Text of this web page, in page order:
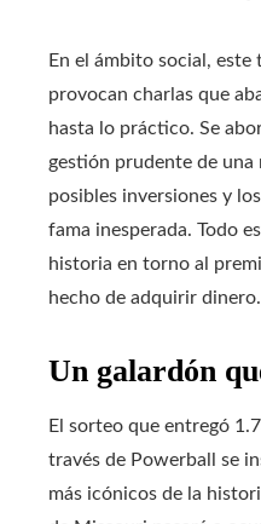
En el ámbito social,
provocan charlas que
hasta lo práctico. Se
gestión prudente de una
posibles inversiones y
fama inesperada. Todo
historia en torno al
hecho de adquirir dinero.
Un galardón
El sorteo que entregó
través de Powerball se
más icónicos de la